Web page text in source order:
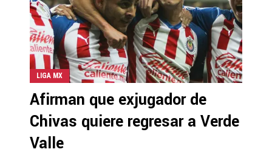
LIGA MX
Afirman que exjugador de
Chivas quiere regresar a Verde
Valle